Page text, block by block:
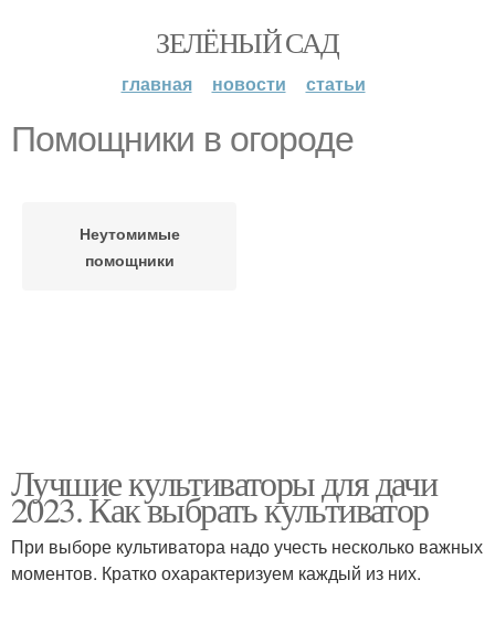
ЗЕЛЁНЫЙ САД
главная новости статьи
Помощники в огороде
Неутомимые
помощники
Лучшие культиваторы для дачи
2023. Как выбрать культиватор
При выборе культиватора надо учесть несколько важных
моментов. Кратко охарактеризуем каждый из них.